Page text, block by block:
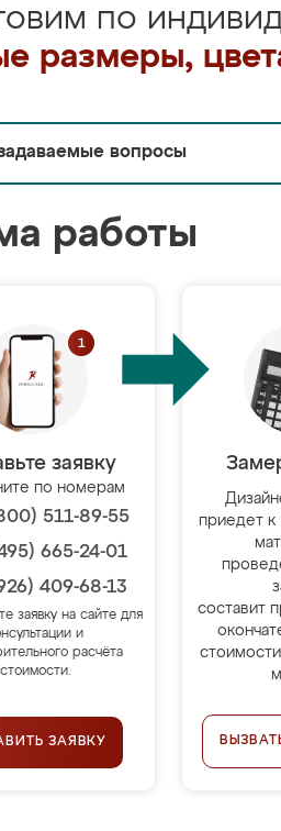
по
размеры,
вопросы
работы
заявку
по номерам
511-89-55
665-24-01
409-68-13
заявку на сайте для
и
расчёта
стоимости.
ЗАЯВКУ
приедет к
составит